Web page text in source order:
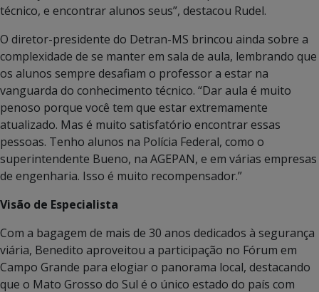
técnico, e encontrar alunos seus”, destacou Rudel.
O diretor-presidente do Detran-MS brincou ainda sobre a
complexidade de se manter em sala de aula, lembrando que
os alunos sempre desafiam o professor a estar na
vanguarda do conhecimento técnico. “Dar aula é muito
penoso porque você tem que estar extremamente
atualizado. Mas é muito satisfatório encontrar essas
pessoas. Tenho alunos na Polícia Federal, como o
superintendente Bueno, na AGEPAN, e em várias empresas
de engenharia. Isso é muito recompensador.”
Visão de Especialista
Com a bagagem de mais de 30 anos dedicados à segurança
viária, Benedito aproveitou a participação no Fórum em
Campo Grande para elogiar o panorama local, destacando
que o Mato Grosso do Sul é o único estado do país com